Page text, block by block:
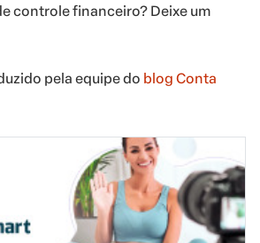
controle financeiro? Deixe um
pela equipe do blog Conta